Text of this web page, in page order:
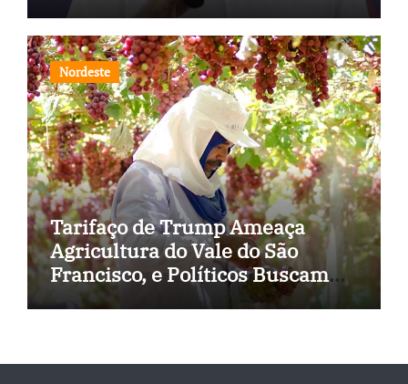
estados
Nordeste
Tarifaço de Trump Ameaça
Agricultura do Vale do São
Francisco, e Políticos Buscam
Soluções